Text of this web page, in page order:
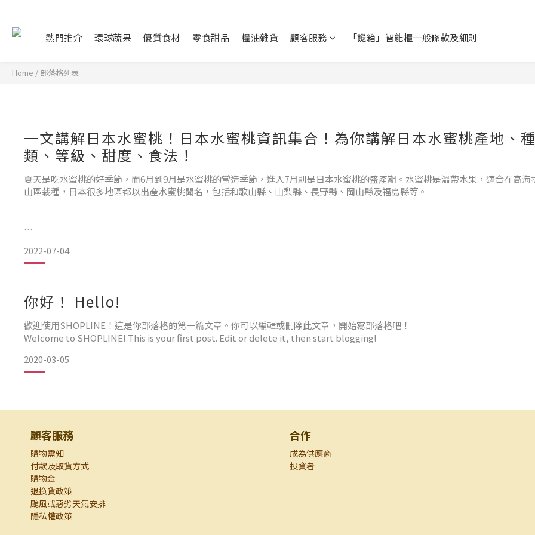
熱門推介 環球蔬果 優質食材 零食甜品 糧油雜貨 顧客服務 「餸箱」智能櫃一般條款及細則
Home / 部落格列表
一文講解日本水蜜桃！日本水蜜桃資訊集合！為你講解日本水蜜桃產地、種
類、等級、甜度、食法！
夏天是吃水蜜桃的好季節，而6月到9月是水蜜桃的當造季節，進入7月則是日本水蜜桃的盛產期。水蜜桃是溫帶水果，適合在高海
山區栽種，日本很多地區都以出產水蜜桃聞名，包括和歌山縣、山梨縣、長野縣、岡山縣及福島縣等。
滿多汁，清爽又香甜，甜度更達16、17度。而生產量第二和第三的地區分別為福島縣23%以及長野縣12%。
2022-07-04
你好！ Hello!
歡迎使用SHOPLINE！這是你部落格的第一篇文章。你可以編輯或刪除此文章，開始寫部落格吧！
Welcome to SHOPLINE! This is your first post. Edit or delete it, then start blogging!
2020-03-05
顧客服務
購物需知
付款及取貨方式
購物金
退換貨政策
颱風或惡劣天氣安排
隱私權政策
合作
成為供應商
投資者